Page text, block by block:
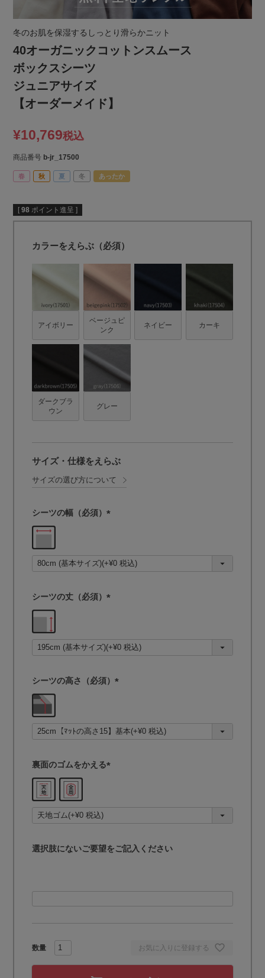
冬のお肌を保湿するしっとり滑らかニット
40オーガニックコットンスムース
ボックスシーツ
ジュニアサイズ
【オーダーメイド】
¥10,769税込
商品番号 b-jr_17500
春 秋 夏 冬 あったか
[ 98 ポイント進呈 ]
カラーをえらぶ（必須）
アイボリー
ベージュピ
ンク
ネイビー カーキ
ダークブラ
ウン
グレー
お気に入りに登録する
サイズ・仕様をえらぶ
サイズの選び方について
シーツの幅（必須）
須
)
シーツの丈（必須）
須
)
シーツの高さ（必須）
須
)
裏面のゴムをかえる
須
)
選択肢にないご要望をご記入ください